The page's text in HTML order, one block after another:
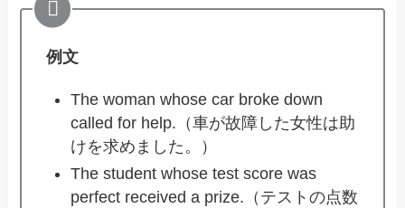
例文
The woman whose car broke down
called for help.（車が故障した女性は助
けを求めました。）
The student whose test score was
perfect received a prize.（テストの点数